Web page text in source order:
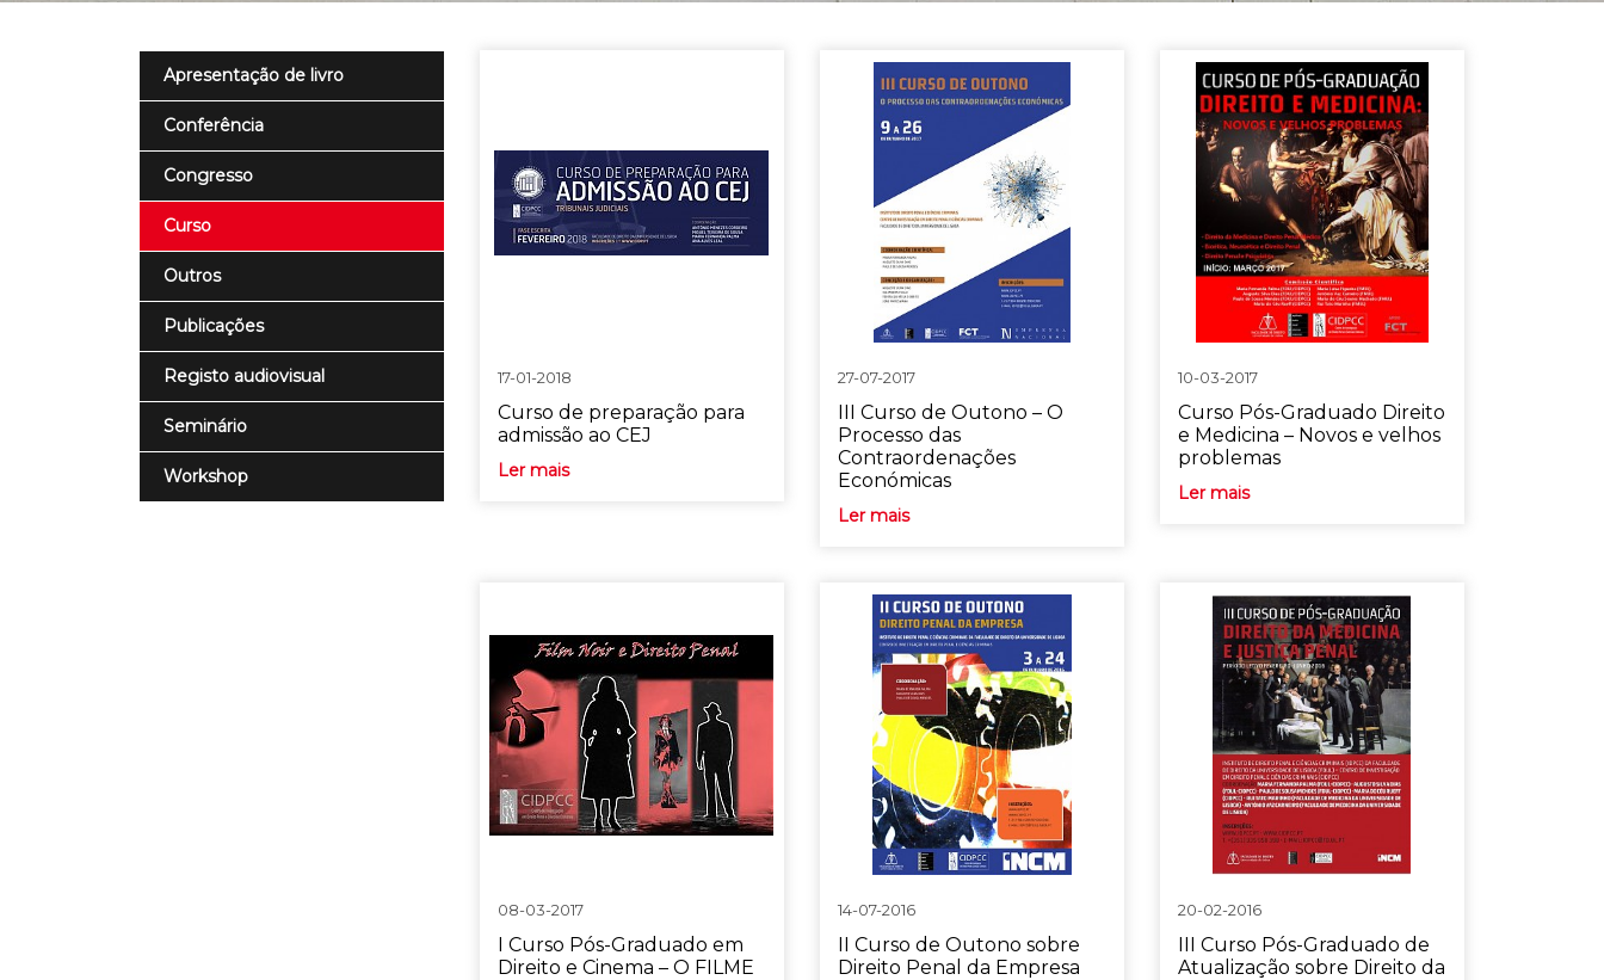
Apresentação de livro
Conferência
Congresso
Curso
Outros
Publicações
Registo audiovisual
Seminário
Workshop
17-01-2018
Curso de preparação para
admissão ao CEJ
Ler mais
27-07-2017
III Curso de Outono – O
Processo das
Contraordenações
Económicas
Ler mais
10-03-2017
Curso Pós-Graduado Direito
e Medicina – Novos e velhos
problemas
Ler mais
08-03-2017
I Curso Pós-Graduado em
Direito e Cinema – O FILME
14-07-2016
II Curso de Outono sobre
Direito Penal da Empresa
20-02-2016
III Curso Pós-Graduado de
Atualização sobre Direito da